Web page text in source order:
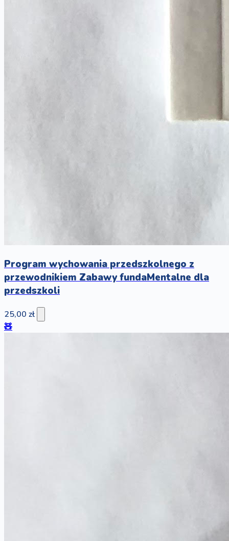
Program wychowania przedszkolnego z
przewodnikiem Zabawy fundaMentalne dla
przedszkoli
25,00 zł
🧸